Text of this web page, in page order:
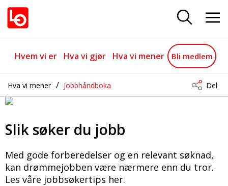
Slik søker du jobb
Gå til hovedinnhold
Gå til navigasjon
Hvem vi er Hva vi gjør Hva vi mener Bli medlem
Hva vi mener Jobbhåndboka Del
Slik søker du jobb
Med gode forberedelser og en relevant søknad,
kan drømmejobben være nærmere enn du tror.
Les våre jobbsøkertips her.